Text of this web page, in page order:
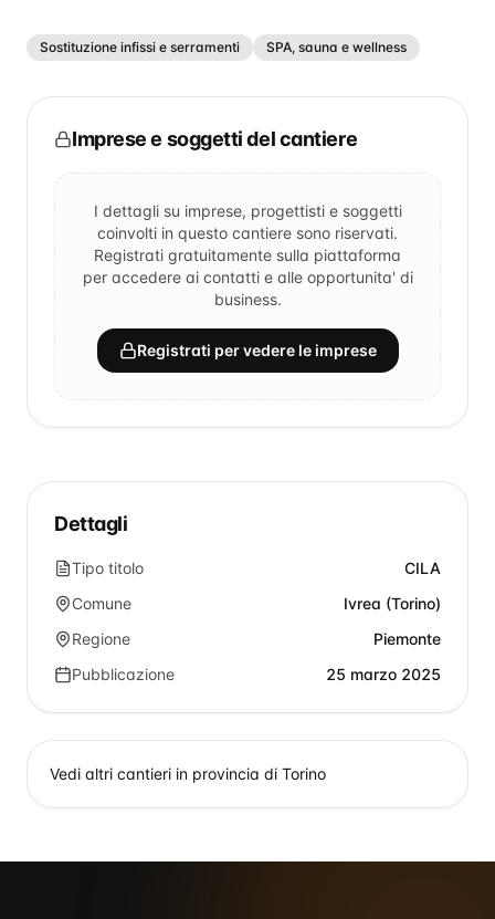
Sostituzione infissi e serramenti SPA, sauna e wellness
Imprese e soggetti del cantiere
I dettagli su imprese, progettisti e soggetti
coinvolti in questo cantiere sono riservati.
Registrati gratuitamente sulla piattaforma
per accedere ai contatti e alle opportunita' di
business.
Registrati per vedere le imprese
Dettagli
Tipo titolo
CILA
Comune
Ivrea (Torino)
Regione
Piemonte
Pubblicazione
25 marzo 2025
Vedi altri cantieri in provincia di Torino